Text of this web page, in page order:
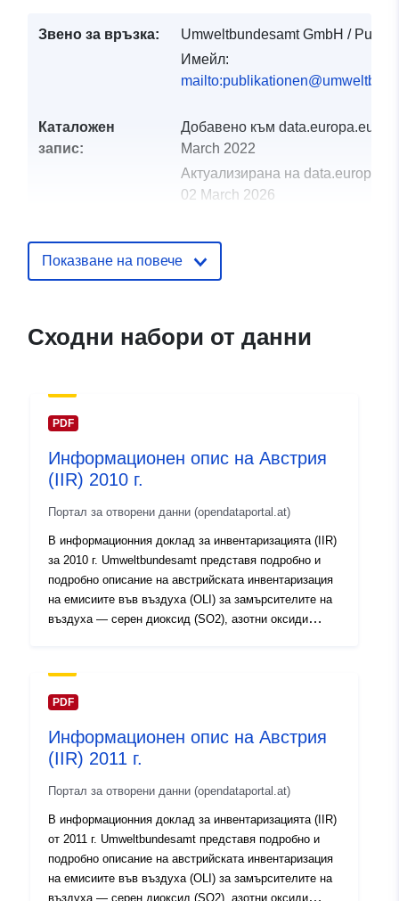
Звено за връзка:
Umweltbundesamt GmbH /
Имейл:
Каталожен
запис:
Добавено към data.europa.eu:
March 2022
Актуализирана на
02 March 2026
uriRef:
http://data.europa.eu/88u/
Показване на повече
Сходни набори от данни
PDF
Информационен опис на Австрия
(IIR) 2010 г.
Портал за отворени данни (opendataportal.at)
В информационния доклад за инвентаризацията (IIR)
за 2010 г. Umweltbundesamt представя подробно и
подробно описание на австрийската инвентаризация
на емисиите във въздуха (OLI) за замърсителите на
въздуха — серен диоксид (SO2), азотни оксиди
— прахови частици (TSP, PM10, PM2.5).
Австрийската инвентаризация на емисиите във
като например тежки метали: кадмий (Cd), живак
(Hg), олово (Pb) и устойчиви органични замърсители
диоксини и фурани (PCDD/F), както и
хексахлоробензен (HCB). С информационния доклад
за 2010 г. Австрия предоставя необходимата
документация за докладване съгласно Конвенцията
на ИКЕ на ООН за трансгранично замърсяване на
въздуха на далечни разстояния (LRTAP).
PDF
Информационен опис на Австрия
(IIR) 2011 г.
Портал за отворени данни (opendataportal.at)
В информационния доклад за инвентаризацията (IIR)
от 2011 г. Umweltbundesamt представя подробно и
подробно описание на австрийската инвентаризация
на емисиите във въздуха (OLI) за замърсителите на
въздуха — серен диоксид (SO2), азотни оксиди